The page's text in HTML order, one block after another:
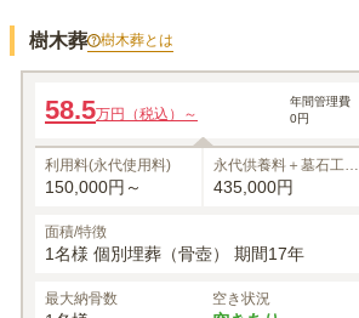
樹木葬 樹木葬とは
1名あたりの価格
※最大1名
58.5万円（税込）～
年間管理費
0円
利用料(永代使用料)
150,000円～
永代供養料＋墓石工事
代
435,000円
面積/特徴
1名様 個別埋葬（骨壺） 期間17年
最大納骨数 空き状況